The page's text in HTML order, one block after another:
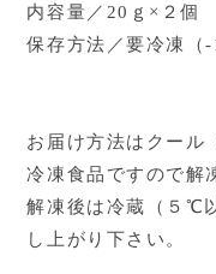
内容量／20ｇ×２個
保存方法／要冷凍（
お届け方法はクール
冷凍食品ですので解
解凍後は冷蔵（５℃
し上がり下さい。